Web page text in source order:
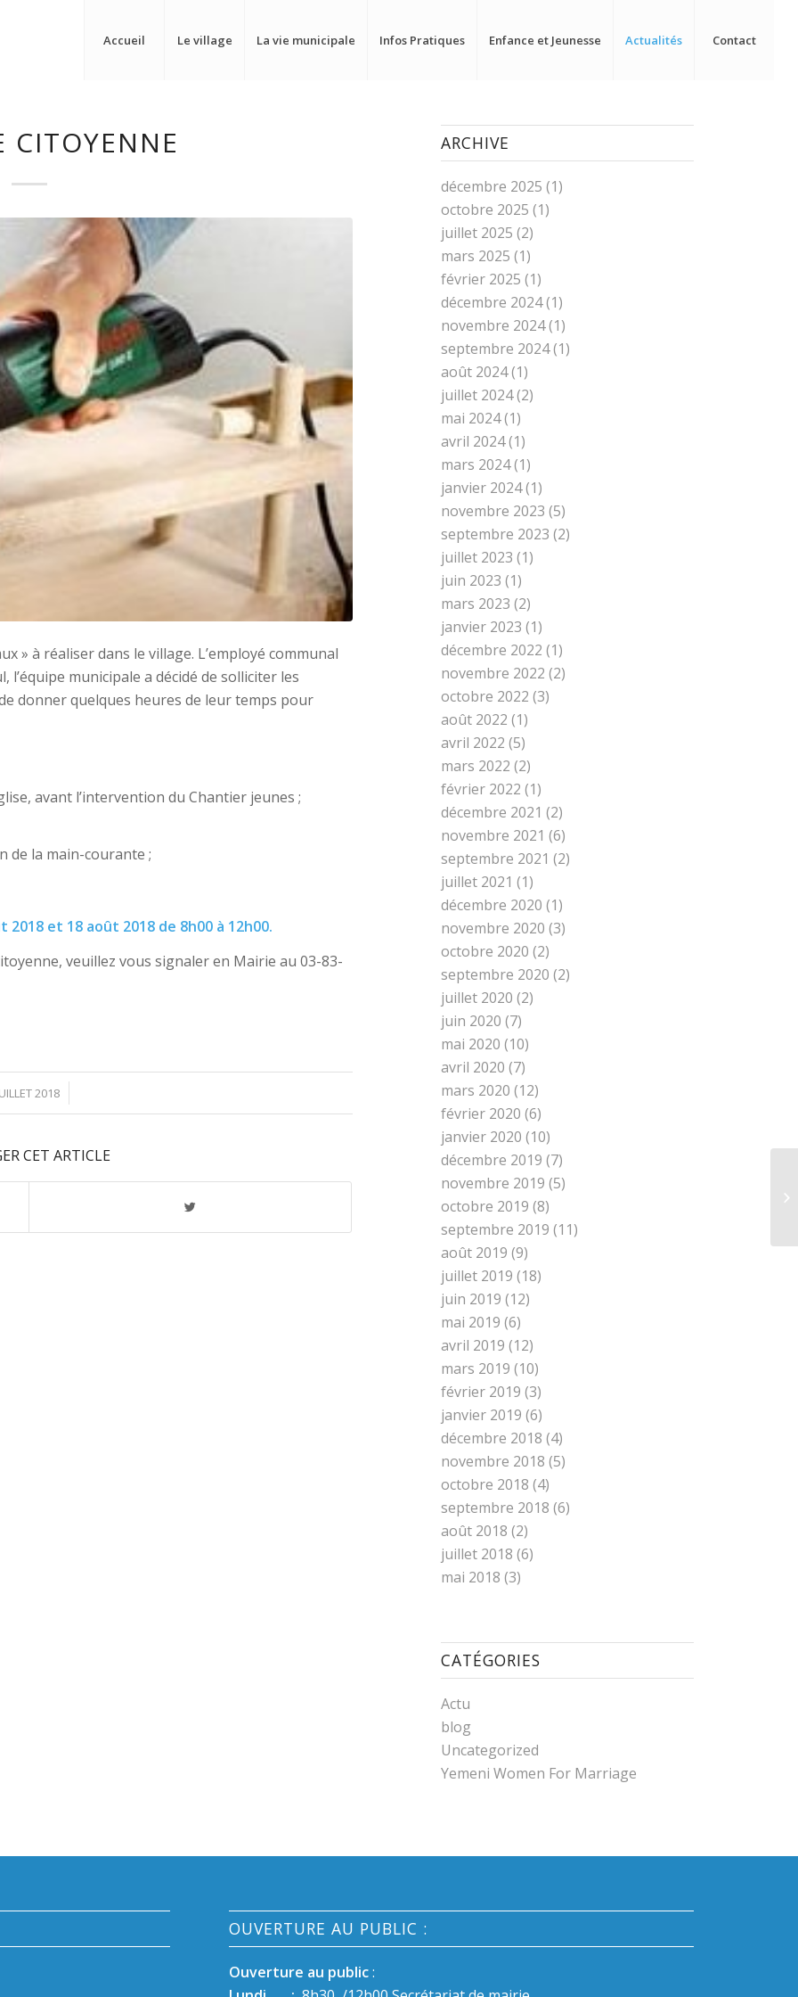
Accueil Le village La vie municipale Infos Pratiques Enfance et Jeunesse Actualités Contact
CITOYENNE
» à réaliser dans le village. L’employé communal
l’équipe municipale a décidé de solliciter les
donner quelques heures de leur temps pour
avant l’intervention du Chantier jeunes ;
de la main-courante ;
et 18 août 2018 de 8h00 à 12h00.
veuillez vous signaler en Mairie au 03-83-
2018
/
CET ARTICLE
ARCHIVE
décembre 2025 (1)
octobre 2025 (1)
juillet 2025 (2)
mars 2025 (1)
février 2025 (1)
décembre 2024(1)
novembre 2024(1)
septembre 2024(1)
août 2024(1)
juillet 2024(2)
mai 2024(1)
avril 2024(1)
mars 2024(1)
janvier 2024(1)
novembre 2023 (5)
septembre 2023 (2)
juillet 2023 (1)
juin 2023 (1)
mars 2023 (2)
janvier 2023 (1)
décembre 2022 (1)
novembre 2022 (2)
octobre 2022 (3)
août 2022 (1)
avril 2022 (5)
mars 2022 (2)
février 2022 (1)
décembre 2021 (2)
novembre 2021 (6)
septembre 2021 (2)
juillet 2021 (1)
décembre 2020 (1)
novembre 2020 (3)
octobre 2020 (2)
septembre 2020 (2)
juillet 2020 (2)
juin 2020 (7)
mai 2020 (10)
avril 2020 (7)
mars 2020 (12)
février 2020 (6)
janvier 2020 (10)
décembre 2019 (7)
novembre 2019 (5)
octobre 2019 (8)
septembre 2019 (11)
août 2019 (9)
juillet 2019 (18)
juin 2019 (12)
mai 2019 (6)
avril 2019 (12)
mars 2019 (10)
février 2019 (3)
janvier 2019 (6)
décembre 2018 (4)
novembre 2018 (5)
octobre 2018 (4)
septembre 2018 (6)
août 2018 (2)
juillet 2018 (6)
mai 2018 (3)
CATÉGORIES
Actu
blog
Uncategorized
Yemeni Women For Marriage
OUVERTURE AU PUBLIC :
Ouverture au public: